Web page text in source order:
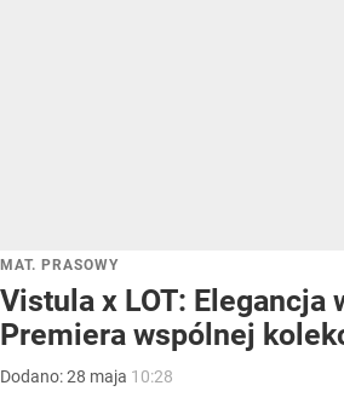
MAT. PRASOWY
Vistula x LOT: Elegancja
Premiera wspólnej
Dodano:28 maja 10:28